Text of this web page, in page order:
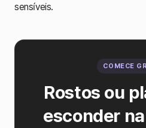
sensíveis.
COMECE
Rostos ou
esconder